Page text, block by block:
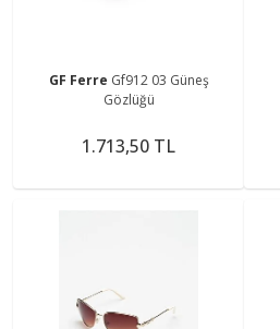
GF Ferre Gf912 03 Güneş
Gözlüğü
1.713,50 TL